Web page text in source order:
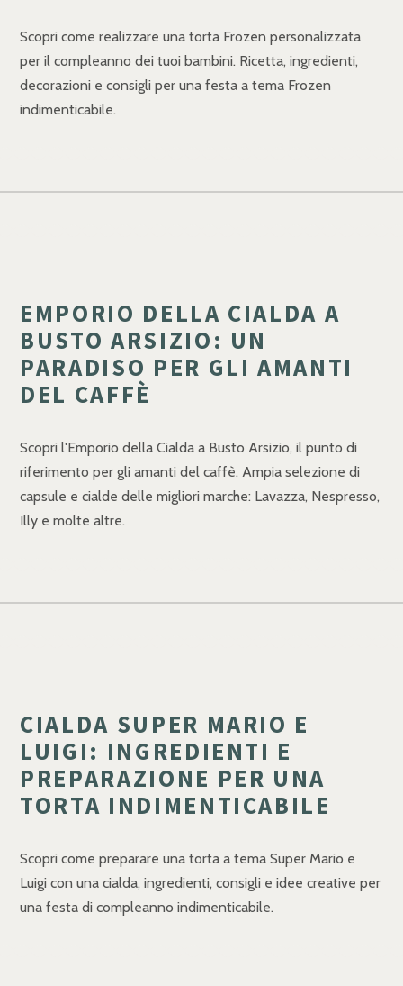
Scopri come realizzare una torta Frozen personalizzata
per il compleanno dei tuoi bambini. Ricetta, ingredienti,
decorazioni e consigli per una festa a tema Frozen
indimenticabile.
EMPORIO DELLA CIALDA A
BUSTO ARSIZIO: UN
PARADISO PER GLI AMANTI
DEL CAFFÈ
Scopri l'Emporio della Cialda a Busto Arsizio, il punto di
riferimento per gli amanti del caffè. Ampia selezione di
capsule e cialde delle migliori marche: Lavazza, Nespresso,
Illy e molte altre.
CIALDA SUPER MARIO E
LUIGI: INGREDIENTI E
PREPARAZIONE PER UNA
TORTA INDIMENTICABILE
Scopri come preparare una torta a tema Super Mario e
Luigi con una cialda, ingredienti, consigli e idee creative per
una festa di compleanno indimenticabile.